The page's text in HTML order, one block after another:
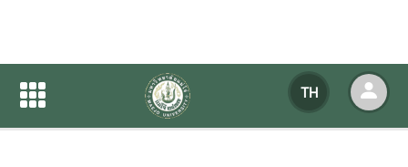
TH
ปฏิทินกิจกรรมของหน่วยงาน
ปฏิทินกิจกรรมของหน่วยงาน